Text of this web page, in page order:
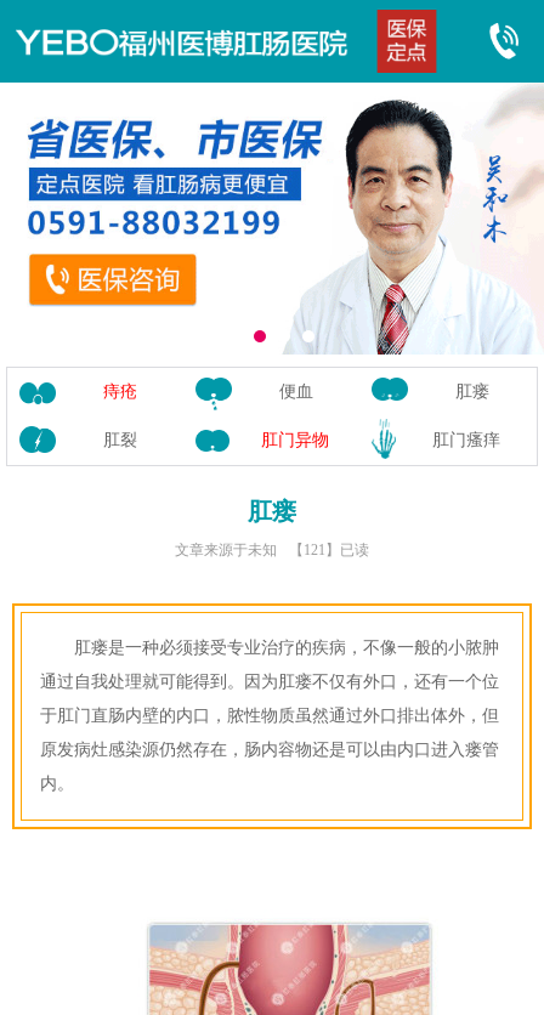
痔疮 便血 肛瘘
肛裂 肛门异物 肛门瘙痒
肛瘘
文章来源于未知 【121】已读
肛瘘是一种必须接受专业治疗的疾病，不像一般的小脓肿
通过自我处理就可能得到。因为肛瘘不仅有外口，还有一个位
于肛门直肠内壁的内口，脓性物质虽然通过外口排出体外，但
原发病灶感染源仍然存在，肠内容物还是可以由内口进入瘘管
内。